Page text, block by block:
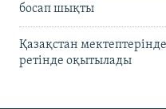
босап шықты
Қазақстан
ретінде оқытылады